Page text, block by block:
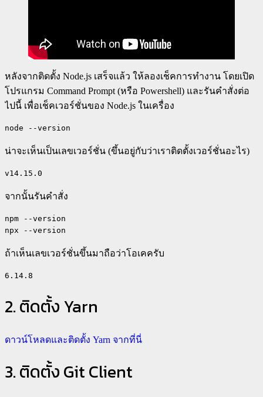
หลังจากติดตั้ง Node.js เสร็จแล้ว ให้ลองเช็คการทำงาน โดยเปิด
โปรแกรม Command Prompt (หรือ Powershell) และรันคำสั่งต่อ
ไปนี้ เพื่อเช็คเวอร์ชั่นของ Node.js ในเครื่อง
node --version
น่าจะเห็นเป็นเลขเวอร์ชั่น (ขึ้นอยู่กับว่าเราติดตั้งเวอร์ชั่นอะไร)
v14.15.0
จากนั้นรันคำสั่ง
npm --version
npx --version
ถ้าเห็นเลขเวอร์ชั่นขึ้นมาถือว่าโอเคครับ
6.14.8
2. ติดตั้ง Yarn
ดาวน์โหลดและติดตั้ง Yarn จากที่นี่
3. ติดตั้ง Git Client